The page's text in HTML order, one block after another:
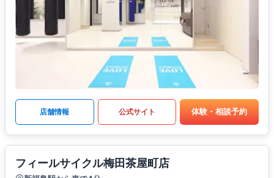
店舗情報 公式サイト 体験・相談予約
フィールサイクル梅田茶屋町店